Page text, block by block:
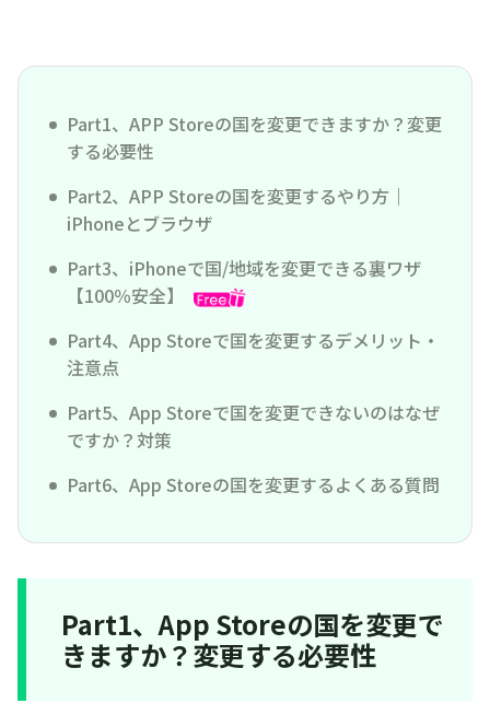
Part1、APP Storeの国を変更できますか？変更
する必要性
Part2、APP Storeの国を変更するやり方｜
iPhoneとブラウザ
Part3、iPhoneで国/地域を変更できる裏ワザ
【100％安全】
Part4、App Storeで国を変更するデメリット・
注意点
Part5、App Storeで国を変更できないのはなぜ
ですか？対策
Part6、App Storeの国を変更するよくある質問
Part1、App Storeの国を変更で
きますか？変更する必要性